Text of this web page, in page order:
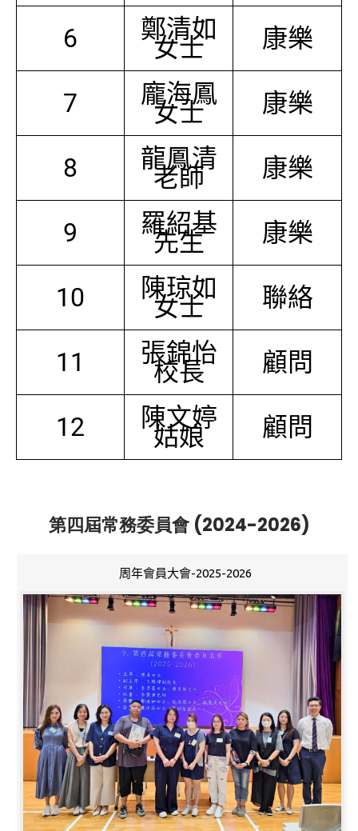
6 鄭清如
女士 康樂
7 龐海鳳
女士 康樂
8 龍鳳清
老師 康樂
9 羅紹基
先生 康樂
10 陳琼如
女士 聯絡
11 張錦怡
校長 顧問
12 陳文婷
姑娘 顧問
第四屆常務委員會 (2024-2026)
周年會員大會-2025-2026